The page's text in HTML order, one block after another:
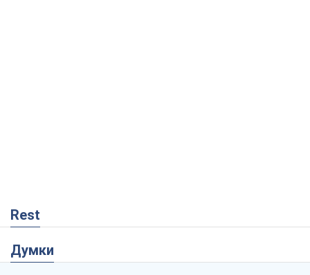
Rest
Думки